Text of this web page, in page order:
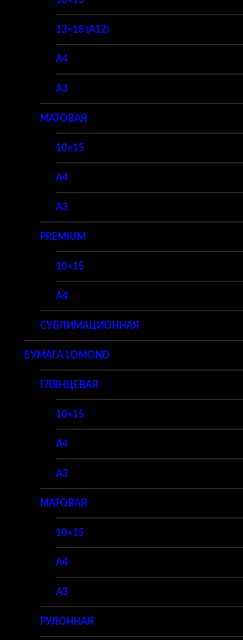
13×18 (A12)
A4
A3
МАТОВАЯ
10×15
A4
A3
PREMIUM
10×15
A4
СУБЛИМАЦИОННАЯ
БУМАГА LOMOND
ГЛЯНЦЕВАЯ
10×15
A4
A3
МАТОВАЯ
10×15
A4
A3
РУЛОННАЯ